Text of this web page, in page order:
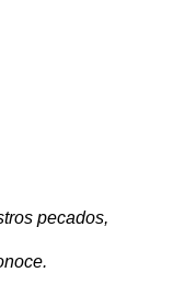
pecados,